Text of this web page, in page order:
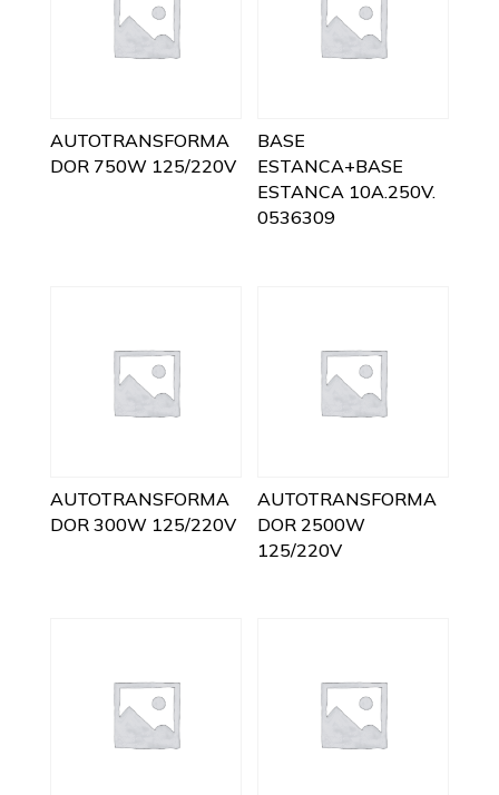
AUTOTRANSFORMA
DOR 750W 125/220V
BASE
ESTANCA+BASE
ESTANCA 10A.250V.
0536309
AUTOTRANSFORMA
DOR 300W 125/220V
AUTOTRANSFORMA
DOR 2500W
125/220V